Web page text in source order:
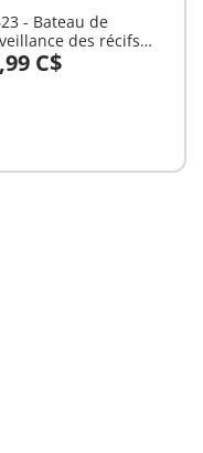
- Bateau de
des récifs
C$
panier